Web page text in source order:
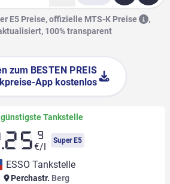
E5 Preise, offizielle MTS-K Preise
,
100% transparent
zum BESTEN PREIS
App kostenlos
Tankstelle
9
€/l
Super E5
ESSO Tankstelle
Perchastr. Berg